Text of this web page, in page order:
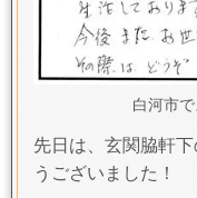
白河市
先日は、玄関脇軒
うございました！